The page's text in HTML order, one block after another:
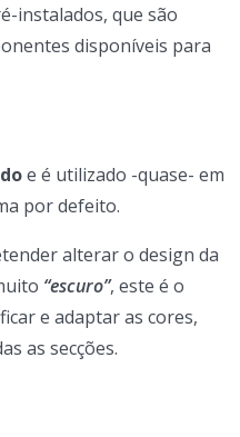
instalados, que são
disponíveis para
e é utilizado -quase- em
por defeito.
alterar o design da
“escuro”, este é o
e adaptar as cores,
as secções.